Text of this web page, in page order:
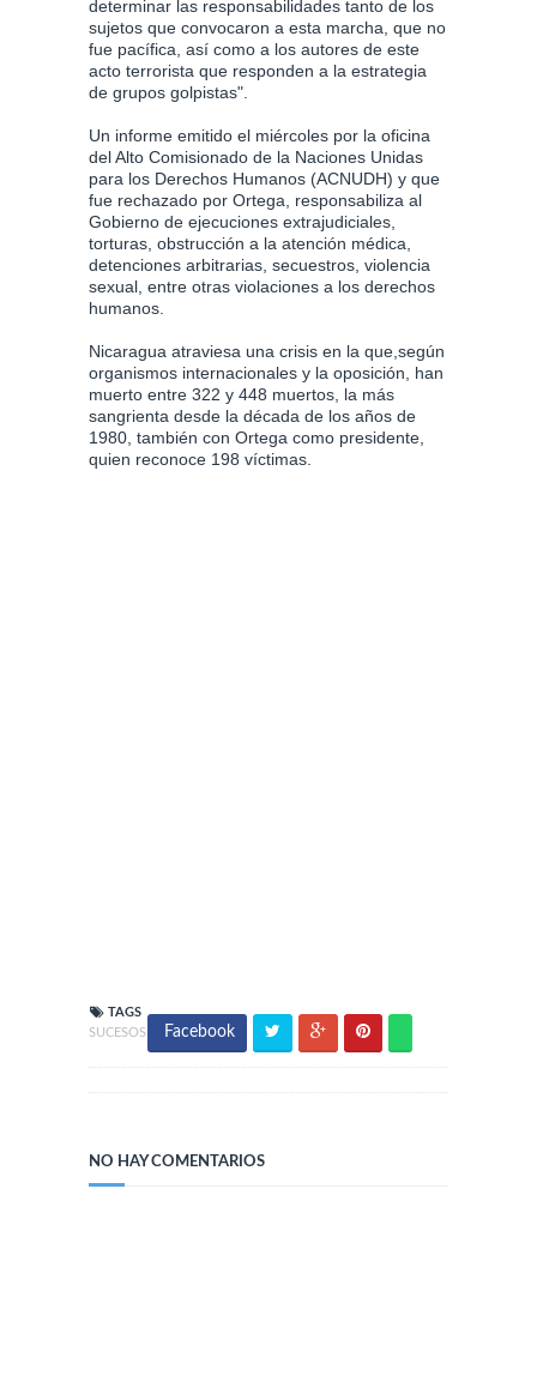
determinar las responsabilidades tanto de los
sujetos que convocaron a esta marcha, que no
fue pacífica, así como a los autores de este
acto terrorista que responden a la estrategia
de grupos golpistas".
Un informe emitido el miércoles por la oficina
del Alto Comisionado de la Naciones Unidas
para los Derechos Humanos (ACNUDH) y que
fue rechazado por Ortega, responsabiliza al
Gobierno de ejecuciones extrajudiciales,
torturas, obstrucción a la atención médica,
detenciones arbitrarias, secuestros, violencia
sexual, entre otras violaciones a los derechos
humanos.
Nicaragua atraviesa una crisis en la que,según
organismos internacionales y la oposición, han
muerto entre 322 y 448 muertos, la más
sangrienta desde la década de los años de
1980, también con Ortega como presidente,
quien reconoce 198 víctimas.
TAGS
SUCESOS
Facebook
NO HAY COMENTARIOS